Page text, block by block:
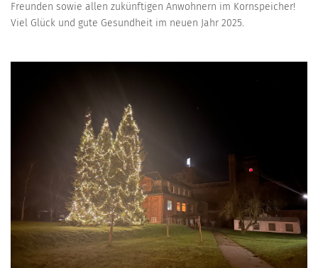
Freunden sowie allen zukünftigen Anwohnern im Kornspeicher!
Viel Glück und gute Gesundheit im neuen Jahr 2025.